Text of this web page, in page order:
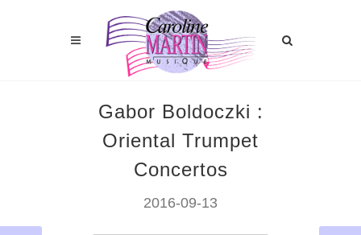
Gabor Boldoczki :
Oriental Trumpet
Concertos
2016-09-13